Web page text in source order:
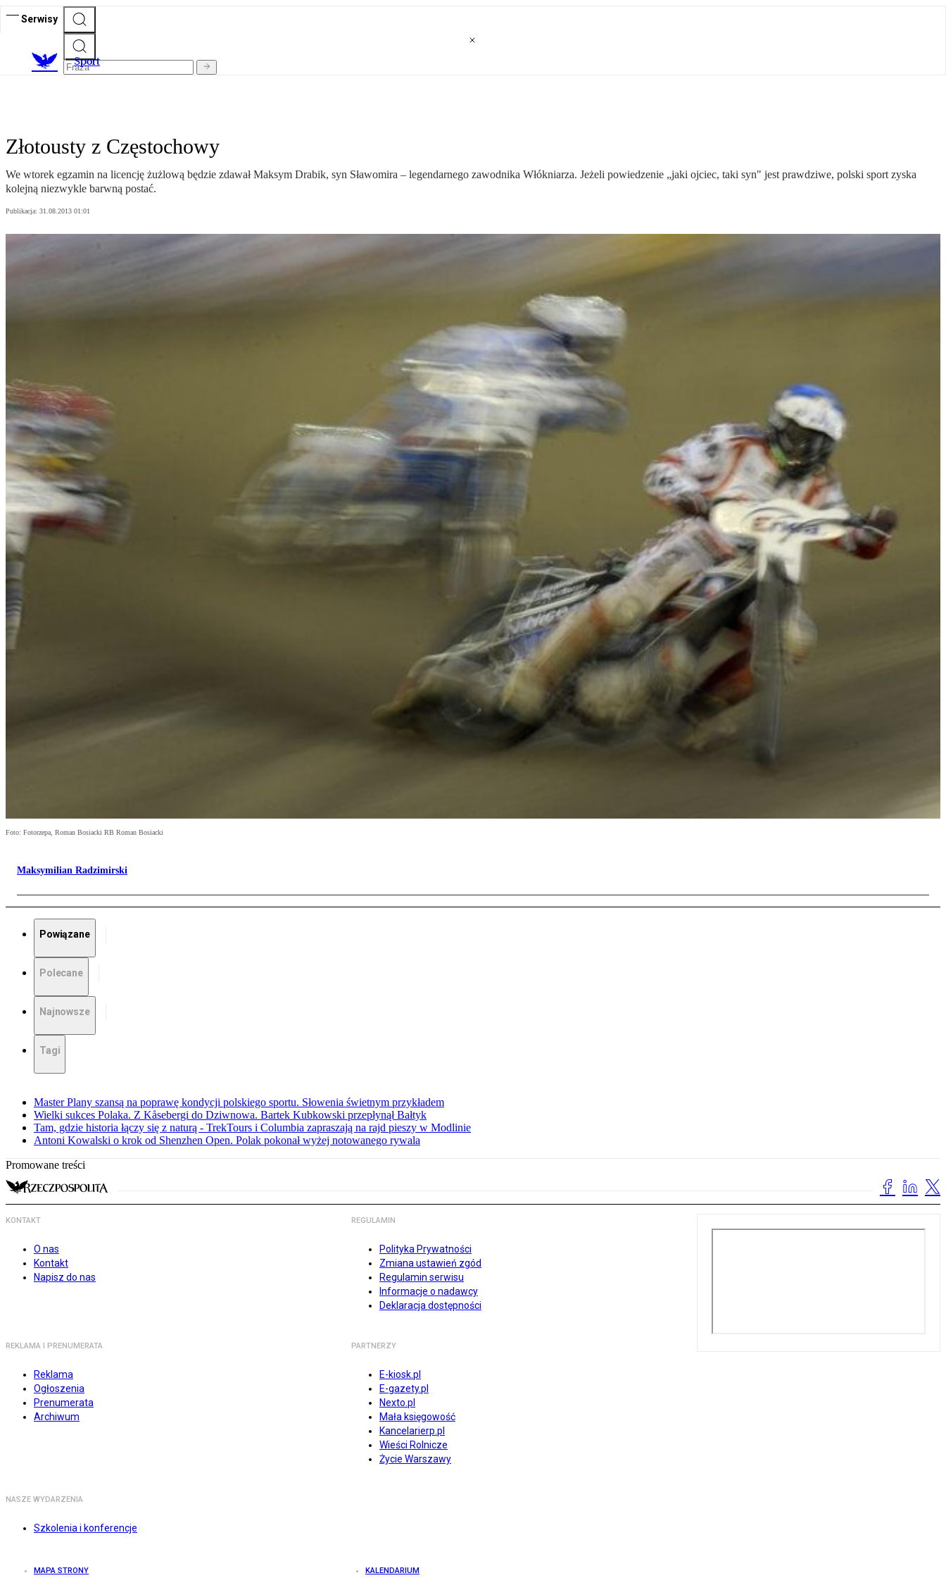
Serwisy
Sport
Złotousty z Częstochowy
We wtorek egzamin na licencję żużlową będzie zdawał Maksym Drabik, syn Sławomira – legendarnego zawodnika Włókniarza. Jeżeli powiedzenie „jaki ojciec, taki syn" jest prawdziwe, polski sport zyska
kolejną niezwykle barwną postać.
Publikacja: 31.08.2013 01:01
Foto: Fotorzepa, Roman Bosiacki RB Roman Bosiacki
Maksymilian Radzimirski
Powiązane
Polecane
Najnowsze
Tagi
Master Plany szansą na poprawę kondycji polskiego sportu. Słowenia świetnym przykładem
Wielki sukces Polaka. Z Kåsebergi do Dziwnowa. Bartek Kubkowski przepłynął Bałtyk
Tam, gdzie historia łączy się z naturą - TrekTours i Columbia zapraszają na rajd pieszy w Modlinie
Antoni Kowalski o krok od Shenzhen Open. Polak pokonał wyżej notowanego rywala
Promowane treści
KONTAKT
O nas
Kontakt
Napisz do nas
REGULAMIN
Polityka Prywatności
Zmiana ustawień zgód
Regulamin serwisu
Informacje o nadawcy
Deklaracja dostępności
REKLAMA I PRENUMERATA
Reklama
Ogłoszenia
Prenumerata
Archiwum
PARTNERZY
E-kiosk.pl
E-gazety.pl
Nexto.pl
Mała księgowość
Kancelarierp.pl
Wieści Rolnicze
Życie Warszawy
NASZE WYDARZENIA
Szkolenia i konferencje
MAPA STRONY KALENDARIUM